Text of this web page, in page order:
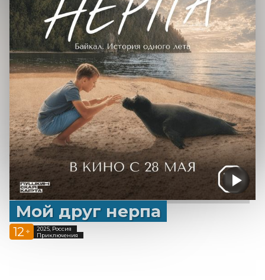
Мой друг нерпа
12 +
2025, Россия
Приключения